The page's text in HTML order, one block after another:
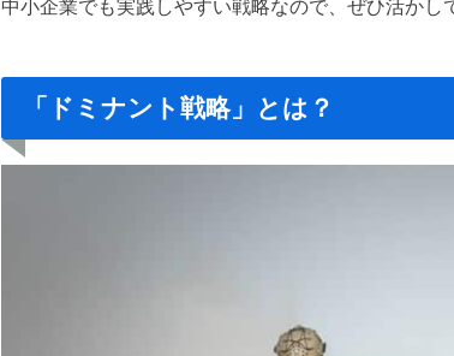
中小企業でも実践しやすい戦略なので、ぜひ活かし
「ドミナント戦略」とは？